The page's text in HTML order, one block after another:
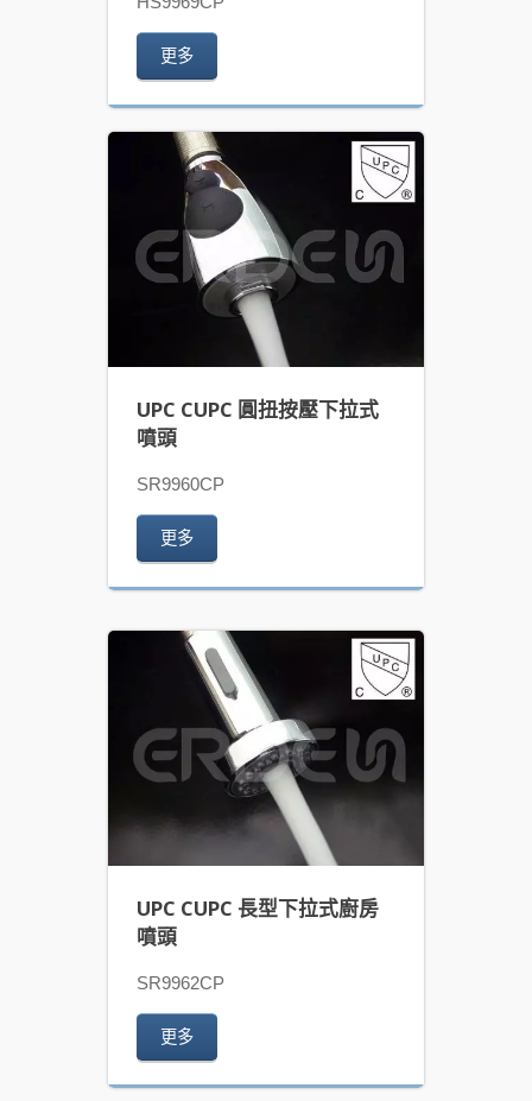
更多
UPC CUPC 圓扭按壓下拉式
噴頭
SR9960CP
更多
UPC CUPC 長型下拉式廚房
噴頭
SR9962CP
更多